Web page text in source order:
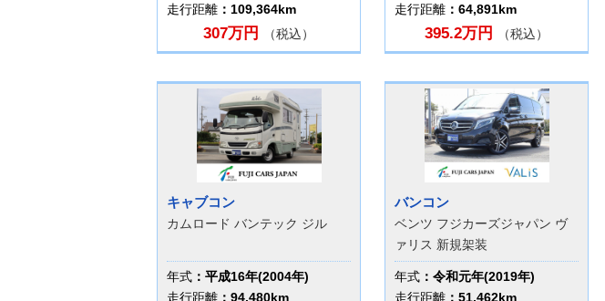
走行距離 ：109,364km
307万円 （税込）
走行距離 ：64,891km
395.2万円 （税込）
キャブコン
カムロード バンテック ジル
年式 ：平成16年(2004年)
走行距離 ：94,480km
バンコン
ベンツ フジカーズジャパン ヴ
ァリス 新規架装
年式 ：令和元年(2019年)
走行距離 ：51,462km